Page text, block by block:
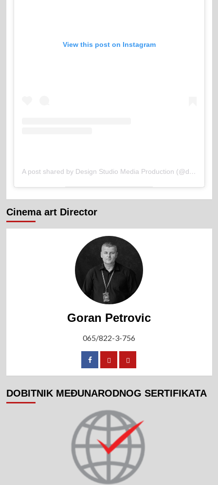
View this post on Instagram
A post shared by Design Studio Media Production (@ds_media_production)
Cinema art Director
Goran Petrovic
065/822-3-756
DOBITNIK MEĐUNARODNOG SERTIFIKATA